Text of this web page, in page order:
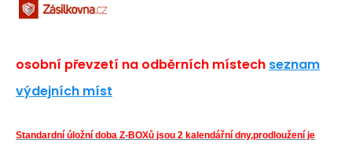
osobní převzetí na odběrních místech seznam
výdejních míst
Standardní úložní doba Z-BOXů jsou 2 kalendářní dny,prodloužení je